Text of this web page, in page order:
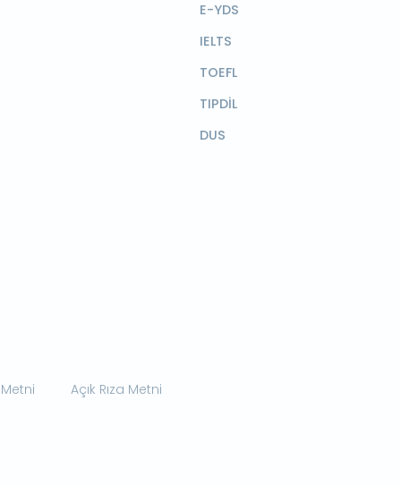
E-YDS
IELTS
TOEFL
TIPDİL
DUS
Açık Rıza Metni